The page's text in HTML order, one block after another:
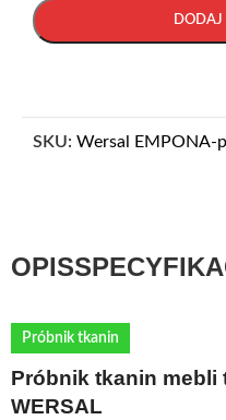
DODAJ
SKU: Wersal EMPONA-
OPIS
Próbnik tkanin
Próbnik tkanin mebli
WERSAL